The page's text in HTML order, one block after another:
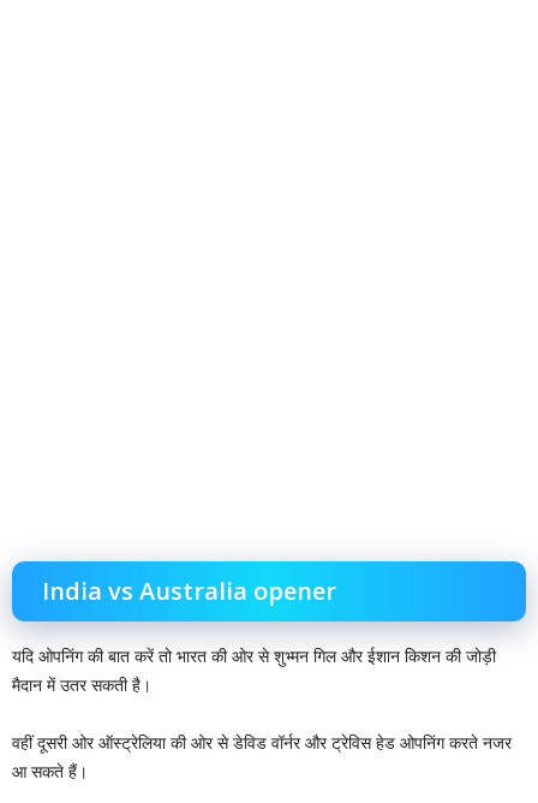
India vs Australia opener
यदि ओपनिंग की बात करें तो भारत की ओर से शुभ्मन गिल और ईशान किशन की जोड़ी
मैदान में उतर सकती है।
वहीं दूसरी ओर ऑस्ट्रेलिया की ओर से डेविड वॉर्नर और ट्रेविस हेड ओपनिंग करते नजर
आ सकते हैं।